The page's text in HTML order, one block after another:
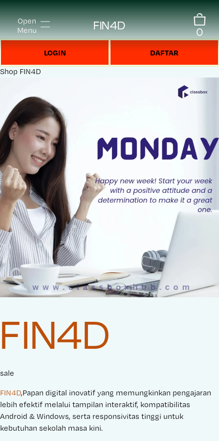
Open
Menu
FIN4D 0
LOGIN DAFTAR
Shop FIN4D
FIN4D
sale
FIN4D,Papan digital inovatif yang memungkinkan pengajaran
lebih efektif melalui tampilan interaktif, kompatibilitas
Android & Windows, serta responsivitas tinggi untuk
kebutuhan sekolah masa kini.